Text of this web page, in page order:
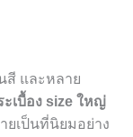
สี และหลาย
ะเบื้อง size ใหญ่
ยเป็นที่นิยมอย่าง